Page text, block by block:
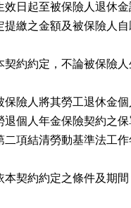
日起至被保險人退休
繳之金額及被保險人
約約定，不論被保險
險人將其勞工退休金
退個人年金保險契約之
二項結清勞動基準法工
契約約定之條件及期